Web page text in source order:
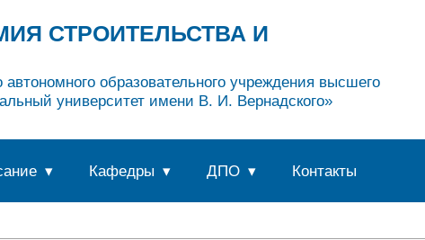
СТРОИТЕЛЬСТВА И
автономного образовательного учреждения высшего
университет имени В. И. Вернадского»
Кафедры ДПО Контакты